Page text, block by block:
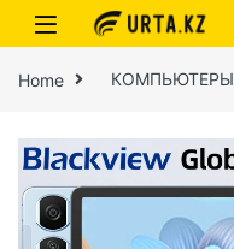
Home КОМПЬЮТЕРЫ